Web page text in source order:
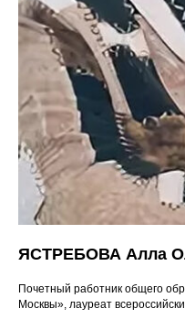
ЯСТРЕБОВА Алла
Почетный работник общего
Москвы», лауреат